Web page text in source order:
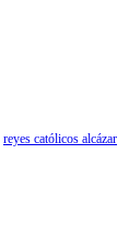
reyes católicos alcázar